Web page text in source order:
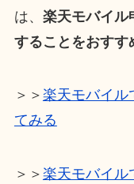
は、 楽天モバイル
することをおすす
＞＞ 楽天モバイル
てみる
＞＞ 楽天モバイル